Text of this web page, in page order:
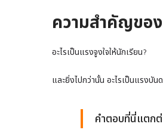
ความสําคัญขอ
อะไรเป็นแรงจูงใจให้นักเรียน?
และยิ่งไปกว่านั้น อะไรเป็นแรงบัน
คําตอบที่นี่แตกต่